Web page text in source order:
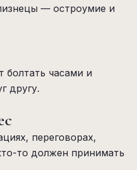
— остроумие и
болтать часами и
другу.
переговорах,
то должен принимать